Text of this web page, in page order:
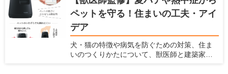
気を引き起こす可能性もあるのです。 犬を飼
われている愛犬家の方は、犬用のフローリン
グに変えることを検討してみてはいかがで
しょうか。 この記事では、フローリングが犬
に与えるダメージを紹介するとともに、愛犬
家住宅だからこそわかる「犬に優しいフロー
ペットを守る！住まいの工夫・アイ
デア
犬・猫の特徴や病気を防ぐための対策、住ま
いのつくりかたについて、獣医師と建築家の